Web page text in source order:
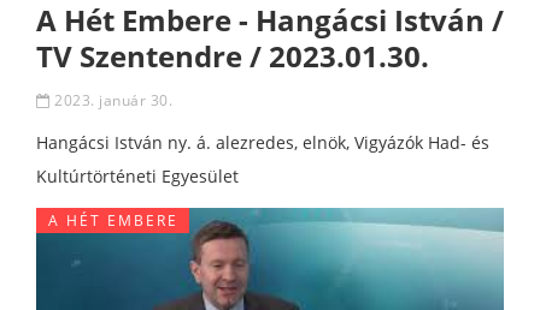
A Hét Embere - Hangácsi István /
TV Szentendre / 2023.01.30.
2023. január 30.
Hangácsi István ny. á. alezredes, elnök, Vigyázók Had- és
Kultúrtörténeti Egyesület
A HÉT EMBERE